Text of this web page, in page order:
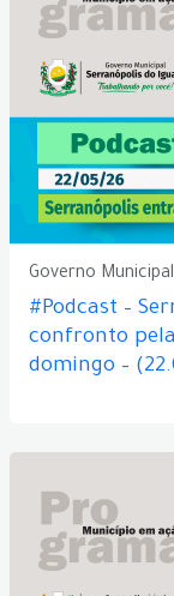
Governo Municipal
#Podcast –
confronto pela
domingo –